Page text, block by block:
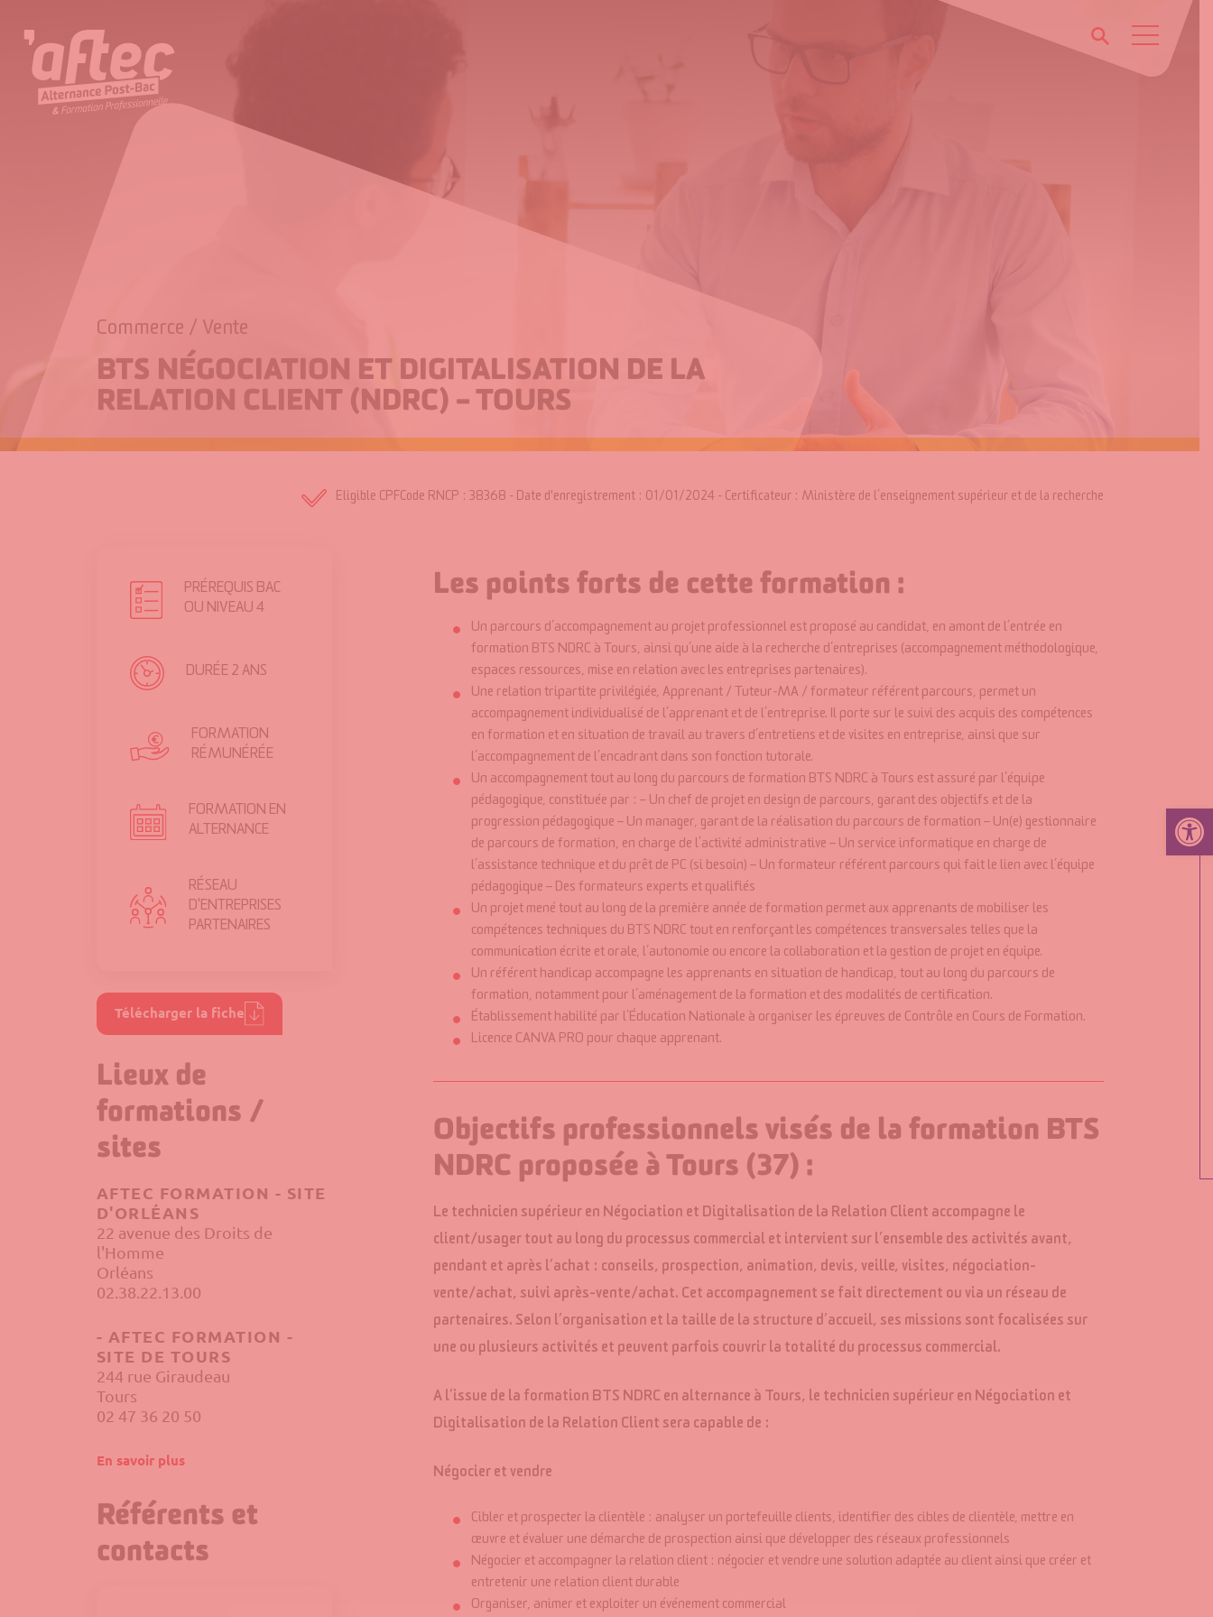
Ouvrir
contenu
Commerce / Vente
BTS NÉGOCIATION ET DIGITALISATION DE LA
RELATION CLIENT (NDRC) – TOURS
Eligible CPFCode RNCP : 38368 - Date d'enregistrement : 01/01/2024 - Certificateur : Ministère de l’enseignement supérieur et de la recherche
PRÉREQUIS BAC
OU NIVEAU 4
DURÉE 2 ANS
FORMATION
RÉMUNÉRÉE
FORMATION EN
ALTERNANCE
RÉSEAU
D'ENTREPRISES
PARTENAIRES
Télécharger la fiche
Lieux de
formations /
sites
AFTEC FORMATION - SITE
D'ORLÉANS
22 avenue des Droits de
l'Homme
Orléans
02.38.22.13.00
- AFTEC FORMATION -
SITE DE TOURS
244 rue Giraudeau
Tours
02 47 36 20 50
En savoir plus
Référents et
contacts
Les points forts de cette formation :
Un parcours d’accompagnement au projet professionnel est proposé au candidat, en amont de l’entrée en
formation BTS NDRC à Tours, ainsi qu’une aide à la recherche d’entreprises (accompagnement méthodologique,
espaces ressources, mise en relation avec les entreprises partenaires).
Une relation tripartite privilégiée, Apprenant / Tuteur-MA / formateur référent parcours, permet un
accompagnement individualisé de l’apprenant et de l’entreprise. Il porte sur le suivi des acquis des compétences
en formation et en situation de travail au travers d’entretiens et de visites en entreprise, ainsi que sur
l’accompagnement de l’encadrant dans son fonction tutorale.
Un accompagnement tout au long du parcours de formation BTS NDRC à Tours est assuré par l’équipe
pédagogique, constituée par : – Un chef de projet en design de parcours, garant des objectifs et de la
progression pédagogique – Un manager, garant de la réalisation du parcours de formation – Un(e) gestionnaire
de parcours de formation, en charge de l’activité administrative – Un service informatique en charge de
l’assistance technique et du prêt de PC (si besoin) – Un formateur référent parcours qui fait le lien avec l’équipe
pédagogique – Des formateurs experts et qualifiés
Un projet mené tout au long de la première année de formation permet aux apprenants de mobiliser les
compétences techniques du BTS NDRC tout en renforçant les compétences transversales telles que la
communication écrite et orale, l’autonomie ou encore la collaboration et la gestion de projet en équipe.
Un référent handicap accompagne les apprenants en situation de handicap, tout au long du parcours de
formation, notamment pour l’aménagement de la formation et des modalités de certification.
Établissement habilité par l’Éducation Nationale à organiser les épreuves de Contrôle en Cours de Formation.
Licence CANVA PRO pour chaque apprenant.
Objectifs professionnels visés de la formation BTS
NDRC proposée à Tours (37) :
Le technicien supérieur en Négociation et Digitalisation de la Relation Client accompagne le
client/usager tout au long du processus commercial et intervient sur l’ensemble des activités avant,
pendant et après l’achat : conseils, prospection, animation, devis, veille, visites, négociation-
vente/achat, suivi après-vente/achat. Cet accompagnement se fait directement ou via un réseau de
partenaires. Selon l’organisation et la taille de la structure d’accueil, ses missions sont focalisées sur
une ou plusieurs activités et peuvent parfois couvrir la totalité du processus commercial.
A l’issue de la formation BTS NDRC en alternance à Tours, le technicien supérieur en Négociation et
Digitalisation de la Relation Client sera capable de :
Négocier et vendre
Cibler et prospecter la clientèle : analyser un portefeuille clients, identifier des cibles de clientèle, mettre en
œuvre et évaluer une démarche de prospection ainsi que développer des réseaux professionnels
Négocier et accompagner la relation client : négocier et vendre une solution adaptée au client ainsi que créer et
entretenir une relation client durable
Organiser, animer et exploiter un événement commercial